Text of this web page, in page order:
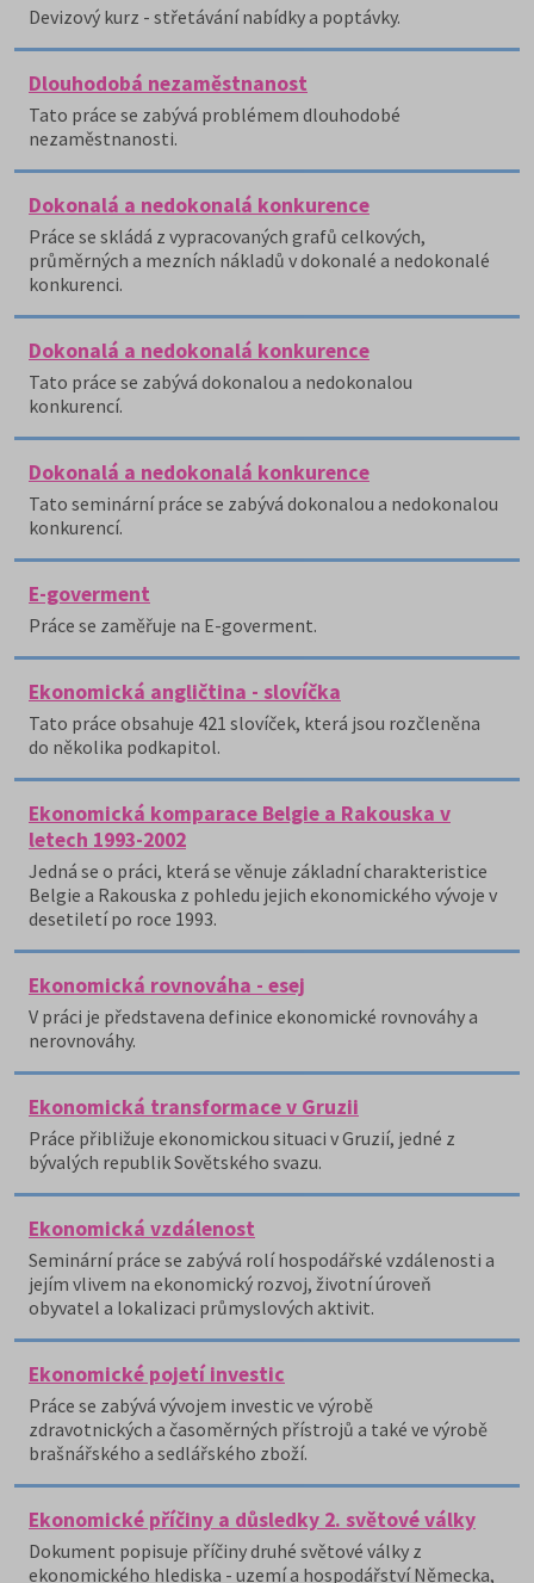
Devizový kurz - střetávání nabídky a poptávky.
Dlouhodobá nezaměstnanost
Tato práce se zabývá problémem dlouhodobé
nezaměstnanosti.
Dokonalá a nedokonalá konkurence
Práce se skládá z vypracovaných grafů celkových,
průměrných a mezních nákladů v dokonalé a nedokonalé
konkurenci.
Dokonalá a nedokonalá konkurence
Tato práce se zabývá dokonalou a nedokonalou
konkurencí.
Dokonalá a nedokonalá konkurence
Tato seminární práce se zabývá dokonalou a nedokonalou
konkurencí.
E-goverment
Práce se zaměřuje na E-goverment.
Ekonomická angličtina - slovíčka
Tato práce obsahuje 421 slovíček, která jsou rozčleněna
do několika podkapitol.
Ekonomická komparace Belgie a Rakouska v
letech 1993-2002
Jedná se o práci, která se věnuje základní charakteristice
Belgie a Rakouska z pohledu jejich ekonomického vývoje v
desetiletí po roce 1993.
Ekonomická rovnováha - esej
V práci je představena definice ekonomické rovnováhy a
nerovnováhy.
Ekonomická transformace v Gruzii
Práce přibližuje ekonomickou situaci v Gruzií, jedné z
bývalých republik Sovětského svazu.
Ekonomická vzdálenost
Seminární práce se zabývá rolí hospodářské vzdálenosti a
jejím vlivem na ekonomický rozvoj, životní úroveň
obyvatel a lokalizaci průmyslových aktivit.
Ekonomické pojetí investic
Práce se zabývá vývojem investic ve výrobě
zdravotnických a časoměrných přístrojů a také ve výrobě
brašnářského a sedlářského zboží.
Ekonomické příčiny a důsledky 2. světové války
Dokument popisuje příčiny druhé světové války z
ekonomického hlediska - uzemí a hospodářství Německa,